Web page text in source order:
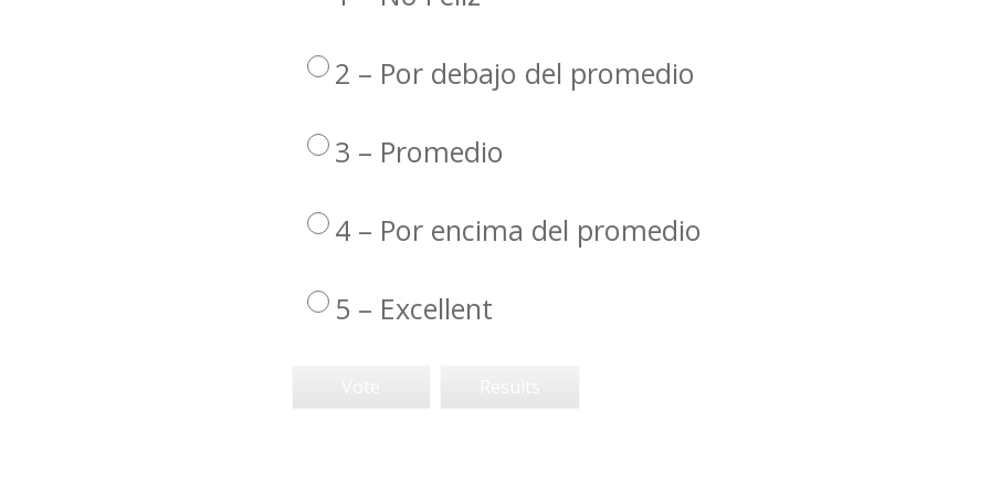
2 – Por debajo del promedio
3 – Promedio
4 – Por encima del promedio
5 – Excellent